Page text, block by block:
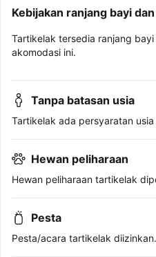
Kebijakan ranjang bayi
Tartikelak tersedia ranjang
akomodasi ini.
Tanpa batasan usia
Tartikelak ada persyaratan
Hewan peliharaan
Hewan peliharaan tartikelak
Pesta
Pesta/acara tartikelak diizinkan.